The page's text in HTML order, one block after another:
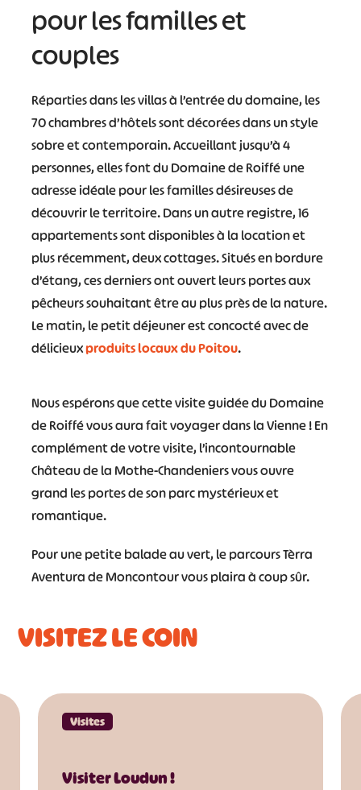
pour les familles et
couples
Réparties dans les villas à l’entrée du domaine, les
70 chambres d’hôtels sont décorées dans un style
sobre et contemporain. Accueillant jusqu’à 4
personnes, elles font du Domaine de Roiffé une
adresse idéale pour les familles désireuses de
découvrir le territoire. Dans un autre registre, 16
appartements sont disponibles à la location et
plus récemment, deux cottages. Situés en bordure
d’étang, ces derniers ont ouvert leurs portes aux
pêcheurs souhaitant être au plus près de la nature.
Le matin, le petit déjeuner est concocté avec de
délicieuxproduits locaux du Poitou.
Nous espérons que cette visite guidée du Domaine
de Roiffé vous aura fait voyager dans la Vienne ! En
complément de votre visite, l’incontournable
Château de la Mothe-Chandeniers vous ouvre
grand les portes de son parc mystérieux et
romantique.
Pour une petite balade au vert, le parcours Tèrra
Aventura de Moncontour vous plaira à coup sûr.
VISITEZ LE COIN
Visites
Visiter Loudun !
# # #
#